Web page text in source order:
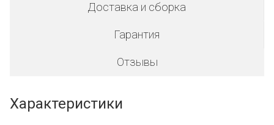
Доставка и сборка
Гарантия
Отзывы
Характеристики